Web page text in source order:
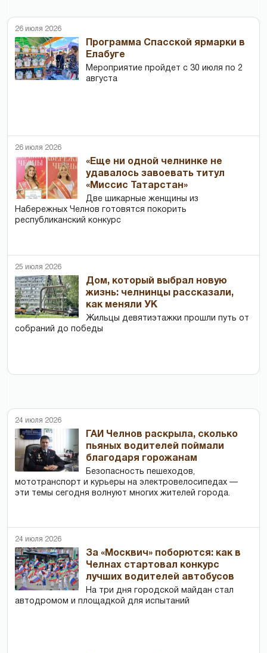
26 июля 2026
Программа Спасской ярмарки в
Елабуге
Мероприятие пройдет с 30 июля по 2
августа
26 июля 2026
«Еще ни одной челнинке не
удавалось завоевать титул
«Миссис Татарстан»
Две шикарные женщины из
Набережных Челнов готовятся покорить
республиканский конкурс
25 июля 2026
Дом, который выбрал новую
жизнь: челнинцы рассказали,
как меняли УК
Жильцы девятиэтажки прошли путь от
собраний до победы
24 июля 2026
ГАИ Челнов раскрыла, сколько
пьяных водителей поймали
благодаря горожанам
Безопасность пешеходов,
мототранспорт и курьеры на электровелосипедах —
эти темы сегодня волнуют многих жителей города.
24 июля 2026
За «Москвич» поборются: как в
Челнах стартовал конкурс
лучших водителей автобусов
На три дня городской майдан стал
автодромом и площадкой для испытаний